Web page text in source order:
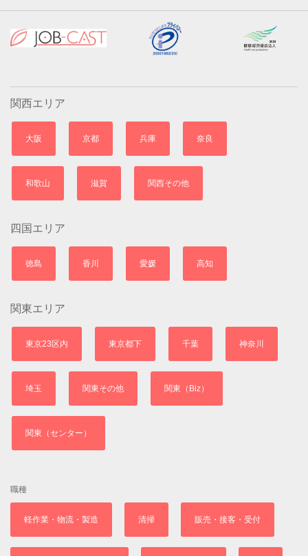
関西エリア
大阪 京都 兵庫 奈良
和歌山 滋賀 関西その他
四国エリア
徳島 香川 愛媛 高知
関東エリア
東京23区内 東京都下 千葉 神奈川
埼玉 関東その他 関東（Biz）
関東（センター）
職種
軽作業・物流・製造 清掃 販売・接客・受付